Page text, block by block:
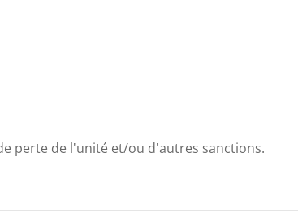
perte de l'unité et/ou d'autres sanctions.